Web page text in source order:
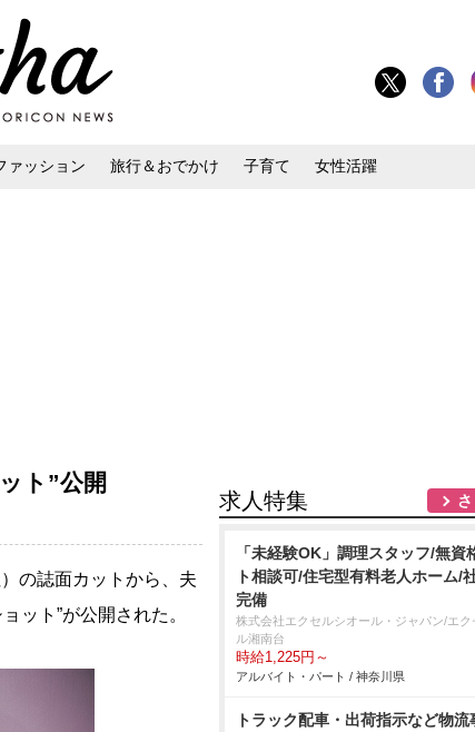
ァッション 旅行＆おでかけ 子育て 女性活躍
ト”公開
の誌面カットから、夫
ット”が公開された。
求人特集
「未経験OK」調理スタッフ/無資
ト相談可/住宅型有料老人ホーム/
完備
株式会社エクセルシオール・ジャパン/エク
ル湘南台
時給1,225円～
アルバイト・パート / 神奈川県
トラック配車・出荷指示など物流